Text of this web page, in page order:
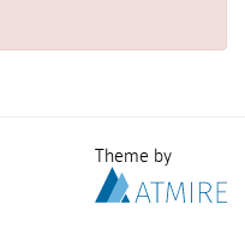
Theme by